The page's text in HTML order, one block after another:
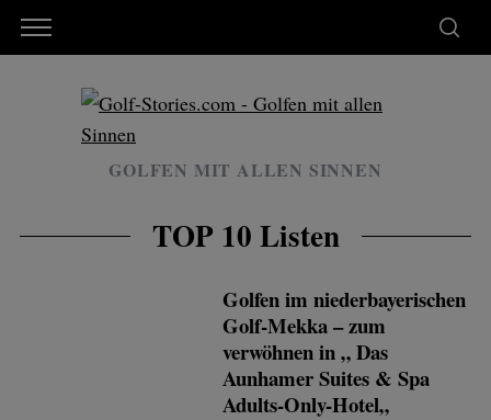
GOLFEN MIT ALLEN SINNEN
TOP 10 Listen
Golfen im niederbayerischen
Golf-Mekka – zum
verwöhnen in „ Das
Aunhamer Suites & Spa
Adults-Only-Hotel„